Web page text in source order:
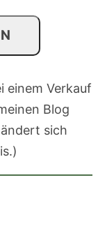
einem Verkauf
Blog
sich